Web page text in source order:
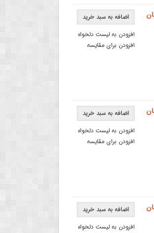
اضافه به سبد خرید
افزودن به لیست دلخواه
افزودن برای مقایسه
اضافه به سبد خرید
افزودن به لیست دلخواه
افزودن برای مقایسه
اضافه به سبد خرید
افزودن به لیست دلخواه